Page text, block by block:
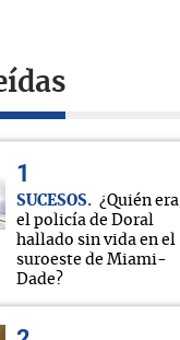
SUCESOS
¿Quién era
el policía de Doral
hallado sin vida en el
suroeste de Miami-
Dade?